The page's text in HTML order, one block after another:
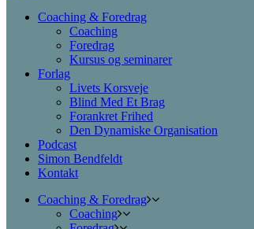
Coaching & Foredrag
Coaching
Foredrag
Kursus og seminarer
Forlag
Livets Korsveje
Blind Med Et Brag
Forankret Frihed
Den Dynamiske Organisation
Podcast
Simon Bendfeldt
Kontakt
Coaching & Foredrag
Coaching